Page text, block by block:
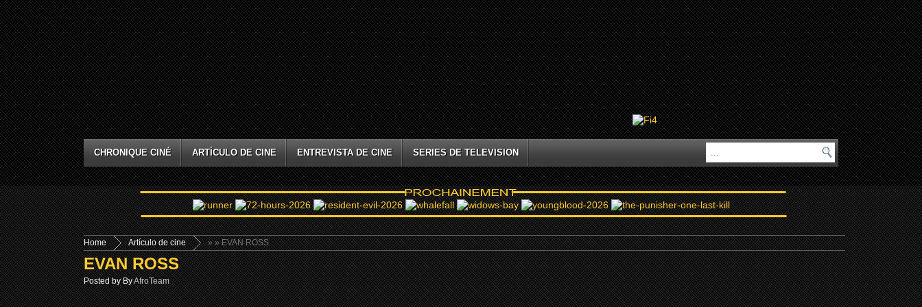
CHRONIQUE CINÉ ARTÍCULO DE CINE ENTREVISTA DE CINE SERIES DE TELEVISION
Home »
Artículo de cine » EVAN ROSS
EVAN ROSS
Posted by ByAfroTeam